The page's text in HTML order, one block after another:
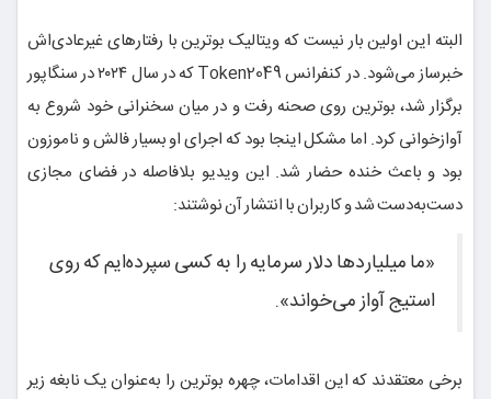
البته این اولین بار نیست که ویتالیک بوترین با رفتارهای غیرعادی‌اش
خبرساز می‌شود. در کنفرانس Token2049 که در سال ۲۰۲۴ در سنگاپور
برگزار شد، بوترین روی صحنه رفت و در میان سخنرانی خود شروع به
آوازخوانی کرد. اما مشکل اینجا بود که اجرای او بسیار فالش و ناموزون
بود و باعث خنده حضار شد. این ویدیو بلافاصله در فضای مجازی
دست‌به‌دست شد و کاربران با انتشار آن نوشتند:
«ما میلیاردها دلار سرمایه را به کسی سپرده‌ایم که روی
استیج آواز می‌خواند».
برخی معتقدند که این اقدامات، چهره بوترین را به‌عنوان یک نابغه زیر